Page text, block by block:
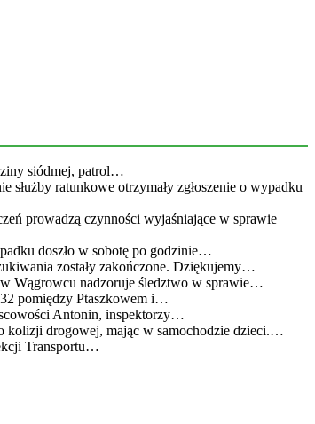
siódmej, patrol…
służby ratunkowe otrzymały zgłoszenie o wypadku
prowadzą czynności wyjaśniające w sprawie
doszło w sobotę po godzinie…
zostały zakończone. Dziękujemy…
Wągrowcu nadzoruje śledztwo w sprawie…
pomiędzy Ptaszkowem i…
Antonin, inspektorzy…
kolizji drogowej, mając w samochodzie dzieci.…
Transportu…